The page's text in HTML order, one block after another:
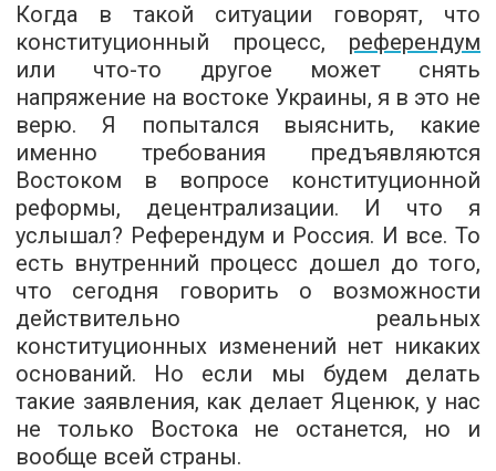
Когда в такой ситуации говорят, что
конституционный процесс, референдум
или что-то другое может снять
напряжение на востоке Украины, я в это не
верю. Я попытался выяснить, какие
именно требования предъявляются
Востоком в вопросе конституционной
реформы, децентрализации. И что я
услышал? Референдум и Россия. И все. То
есть внутренний процесс дошел до того,
что сегодня говорить о возможности
действительно реальных
конституционных изменений нет никаких
оснований. Но если мы будем делать
такие заявления, как делает Яценюк, у нас
не только Востока не останется, но и
вообще всей страны.